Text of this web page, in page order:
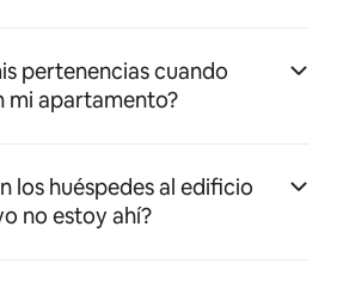
pertenencias cuando
mi apartamento?
los huéspedes al edificio
no estoy ahí?